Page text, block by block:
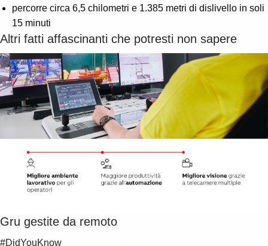
percorre circa 6,5 chilometri e 1.385 metri di dislivello in soli
15 minuti
Altri fatti affascinanti che potresti non sapere
Gru gestite da remoto
#DidYouKnow